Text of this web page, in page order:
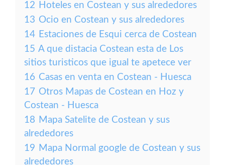
12 Hoteles en Costean y sus alrededores
13 Ocio en Costean y sus alrededores
14 Estaciones de Esqui cerca de Costean
15 A que distacia Costean esta de Los
sitios turisticos que igual te apetece ver
16 Casas en venta en Costean - Huesca
17 Otros Mapas de Costean en Hoz y
Costean - Huesca
18 Mapa Satelite de Costean y sus
alrededores
19 Mapa Normal google de Costean y sus
alrededores